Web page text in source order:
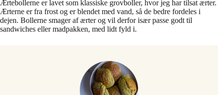
Ærtebollerne er lavet som klassiske grovboller, hvor jeg har tilsat ærter.
Ærterne er fra frost og er blendet med vand, så de bedre fordeles i
dejen. Bollerne smager af ærter og vil derfor især passe godt til
sandwiches eller madpakken, med lidt fyld i.